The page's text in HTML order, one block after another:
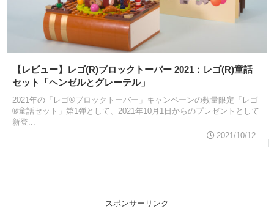
【レビュー】レゴ(R)ブロックトーバー 2021：レゴ(R)童話
セット「ヘンゼルとグレーテル」
2021年の「レゴ®ブロックトーバー」キャンペーンの数量限定「レゴ
®童話セット」第1弾として、2021年10月1日からのプレゼントとして
新登...
2021/10/12
スポンサーリンク